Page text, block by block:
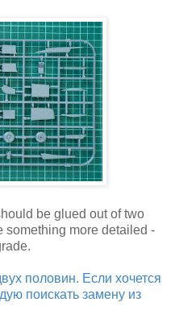
be glued out of two
something more detailed -
половин. Если хочется
поискать замену из